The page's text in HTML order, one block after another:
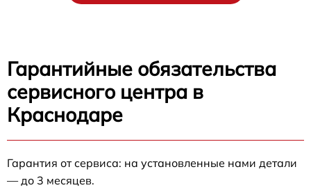
Гарантийные обязательства
сервисного центра в
Краснодаре
Гарантия от сервиса: на установленные нами детали
— до 3 месяцев.